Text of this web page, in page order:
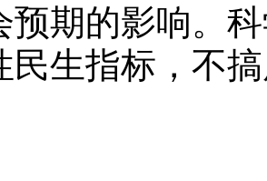
预期的影响。
民生指标，不